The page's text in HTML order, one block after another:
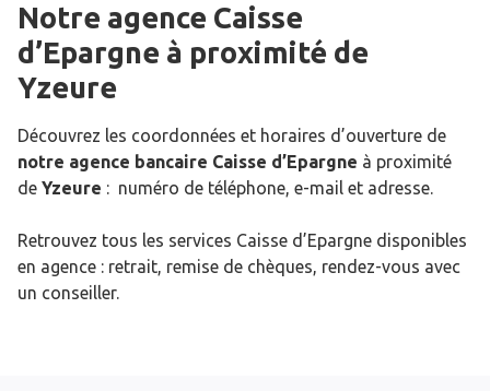
Notre agence Caisse
d’Epargne à proximité de
Yzeure
Découvrez les coordonnées et horaires d’ouverture de
notre agence bancaire Caisse d’Epargne à proximité
de Yzeure : numéro de téléphone, e-mail et adresse.
Retrouvez tous les services Caisse d’Epargne disponibles
en agence : retrait, remise de chèques, rendez-vous avec
un conseiller.